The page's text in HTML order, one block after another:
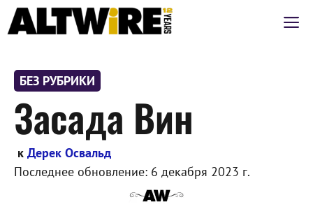
Перейти
БЕЗ РУБРИКИ
Засада Вин
к Дерек Освальд
Последнее обновление: 6 декабря 2023 г.